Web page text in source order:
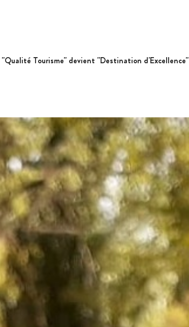
"Qualité Tourisme" devient "Destination d'Excellence"